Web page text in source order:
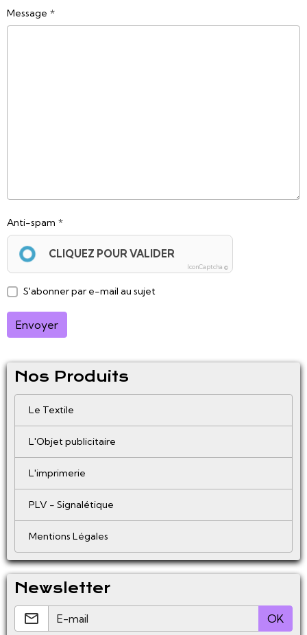
Message
Anti-spam
CLIQUEZ POUR VALIDER
IconCaptcha ©
S'abonner par e-mail au sujet
Envoyer
Nos Produits
Le Textile
L'Objet publicitaire
L'imprimerie
PLV - Signalétique
Mentions Légales
Newsletter
OK